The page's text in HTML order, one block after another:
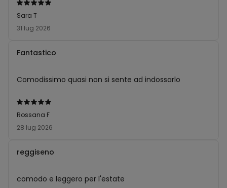
Valutato
5
su
31 lug 2026
Sara T
Valutato
5
su
28 lug 2026
Rossana F
Fantastico
Comodissimo quasi non si sente ad indossarlo
reggiseno
comodo e leggero per l'estate